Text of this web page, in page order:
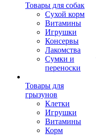
Товары для собак
Cухой корм
Витамины
Игрушки
Консервы
Лакомства
Сумки и
переноски
Товары для
грызунов
Клетки
Игрушки
Витамины
Корм